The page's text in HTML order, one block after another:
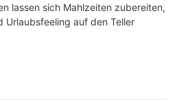
lassen sich Mahlzeiten zubereiten,
Urlaubsfeeling auf den Teller